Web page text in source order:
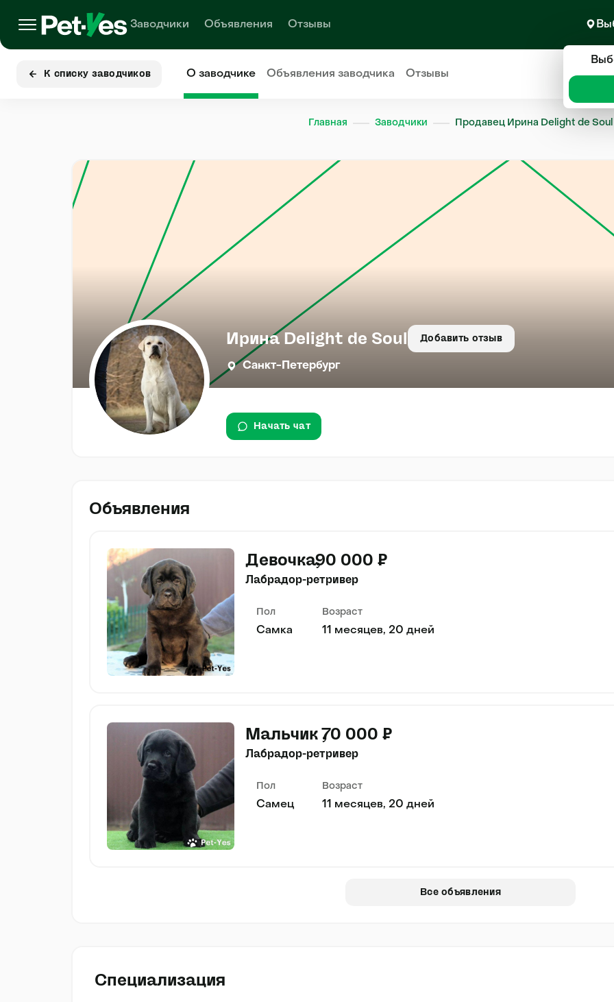
Заводчики Объявления Отзывы
К списку заводчиков О заводчике Объявлениязаводчика Отзывы
Главная Заводчики Продавец Ирина Delight de Soul
Ирина Delight de Soul Добавить отзыв
Санкт-Петербург
Начать чат
Объявления
Девочка90 000 ₽
Лабрадор-ретривер
Пол
Самка
Возраст
11 месяцев, 20 дней
Мальчик70 000 ₽
Лабрадор-ретривер
Пол
Самец
Возраст
11 месяцев, 20 дней
Все объявления
Специализация